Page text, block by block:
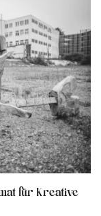
für Kreative